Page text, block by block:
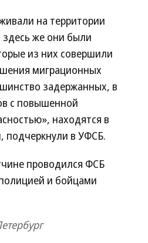
на территории
же они были
из них совершили
миграционных
задержанных, в
с повышенной
находятся в
подчеркнули в УФСБ.
проводился ФСБ
и бойцами